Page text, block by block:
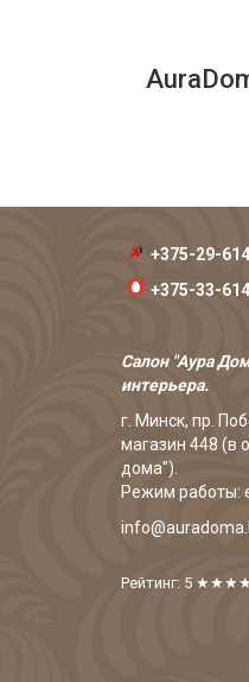
+375-29-
+375-33-
Салон "Аура
интерьера.
г. Минск, пр.
магазин 448 (в
дома").
Режим работы:
Рейтинг: 5